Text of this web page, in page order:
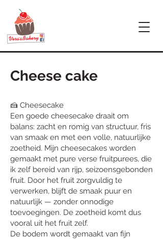
Cheese cake
🍰 Cheesecake
Een goede cheesecake draait om
balans: zacht en romig van structuur, fris
van smaak en met een volle, natuurlijke
zoetheid. Mijn cheesecakes worden
gemaakt met pure verse fruitpurees, die
ik zelf bereid van rijp, seizoensgebonden
fruit. Door het fruit zorgvuldig te
verwerken, blijft de smaak puur en
natuurlijk — zonder onnodige
toevoegingen. De zoetheid komt dus
vooral uit het fruit zelf.
De bodem wordt gemaakt van fijn